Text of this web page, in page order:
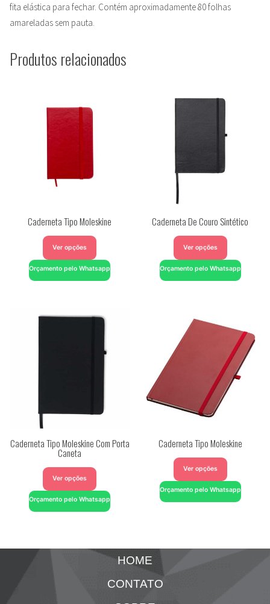
fita elástica para fechar. Contém aproximadamente 80 folhas
amareladas sem pauta.
Produtos relacionados
Caderneta Tipo Moleskine
Ver opções
Orçamento pelo Whatsapp
Caderneta De Couro Sintético
Ver opções
Orçamento pelo Whatsapp
Caderneta Tipo Moleskine Com Porta
Caneta
Ver opções
Orçamento pelo Whatsapp
Caderneta Tipo Moleskine
Ver opções
Orçamento pelo Whatsapp
HOME
CONTATO